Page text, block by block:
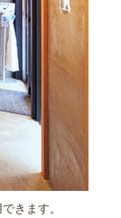
きます。